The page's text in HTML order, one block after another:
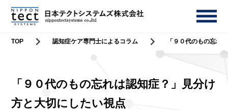
TOP 認知症ケア専門士によるコラム 「９０代のもの忘れ
「９０代のもの忘れは認知症？」見分け
方と大切にしたい視点